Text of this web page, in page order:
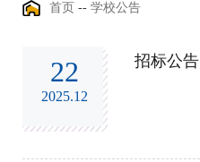
首页 -- 学校公告
22
2025.12
招标公告